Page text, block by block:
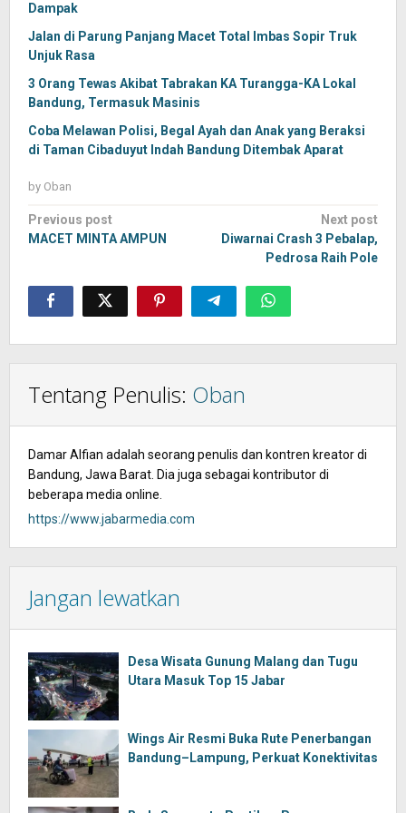
Dampak
Jalan di Parung Panjang Macet Total Imbas Sopir Truk
Unjuk Rasa
3 Orang Tewas Akibat Tabrakan KA Turangga-KA Lokal
Bandung, Termasuk Masinis
Coba Melawan Polisi, Begal Ayah dan Anak yang Beraksi
di Taman Cibaduyut Indah Bandung Ditembak Aparat
by Oban
Post
navigation
Previous post
MACET MINTA AMPUN
Next post
Diwarnai Crash 3 Pebalap,
Pedrosa Raih Pole
Tentang Penulis: Oban
Damar Alfian adalah seorang penulis dan kontren kreator di
Bandung, Jawa Barat. Dia juga sebagai kontributor di
beberapa media online.
https://www.jabarmedia.com
Jangan lewatkan
Desa Wisata Gunung Malang dan Tugu
Utara Masuk Top 15 Jabar
Wings Air Resmi Buka Rute Penerbangan
Bandung–Lampung, Perkuat Konektivitas